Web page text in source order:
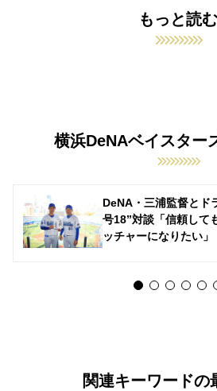
もっと読む
横浜DeNAベイスター
DeNA・三浦監督とド
号18”対談「信頼して
ッチャーになりたい」
関連キーワードの